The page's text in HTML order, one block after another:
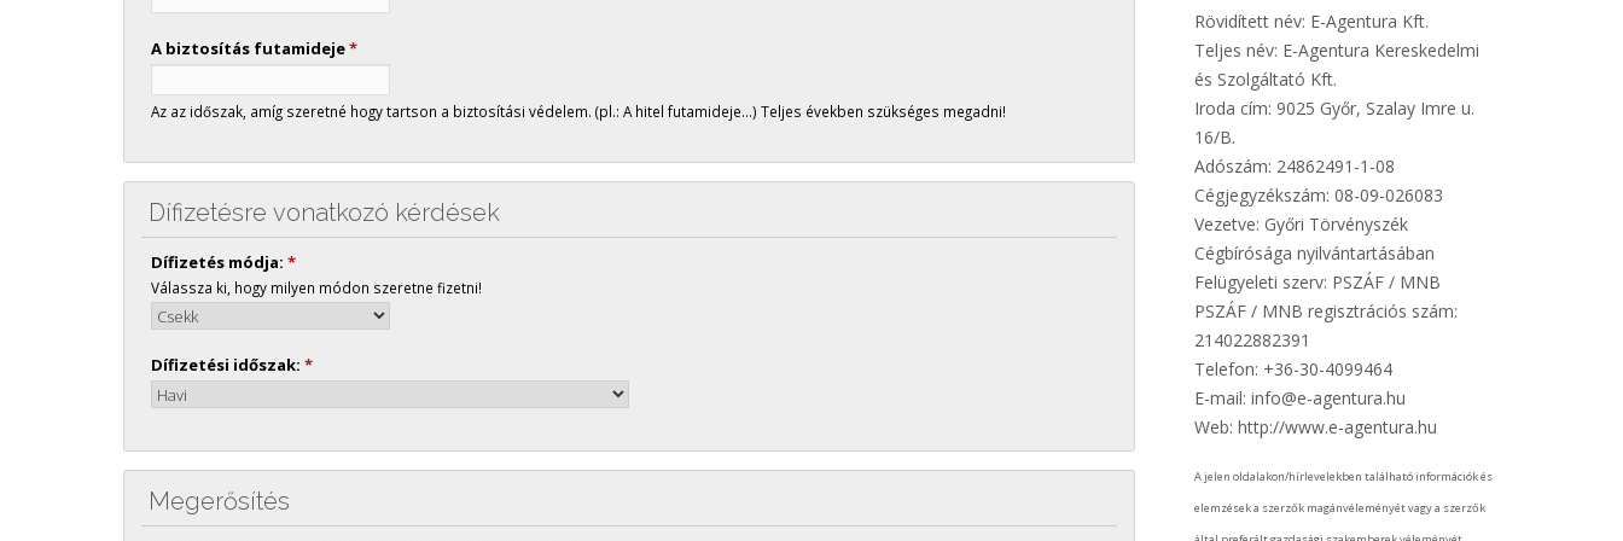
A biztosítás futamideje*
Az az időszak, amíg szeretné hogy tartson a biztosítási védelem. (pl.: A hitel futamideje...) Teljes években szükséges megadni!
Dífizetésre vonatkozó kérdések
Dífizetés módja:*
Válassza ki, hogy milyen módon szeretne fizetni!
Dífizetési időszak:*
Megerősítés
Rövidített név: E-Agentura Kft.
Teljes név: E-Agentura Kereskedelmi
és Szolgáltató Kft.
Iroda cím: 9025 Győr, Szalay Imre u.
16/B.
Adószám: 24862491-1-08
Cégjegyzékszám: 08-09-026083
Vezetve: Győri Törvényszék
Cégbírósága nyilvántartásában
Felügyeleti szerv: PSZÁF / MNB
PSZÁF / MNB regisztrációs szám:
214022882391
Telefon: +36-30-4099464
E-mail: info@e-agentura.hu
Web: http://www.e-agentura.hu
A jelen oldalakon/hírlevelekben található információk és
elemzések a szerzők magánvéleményét vagy a szerzők